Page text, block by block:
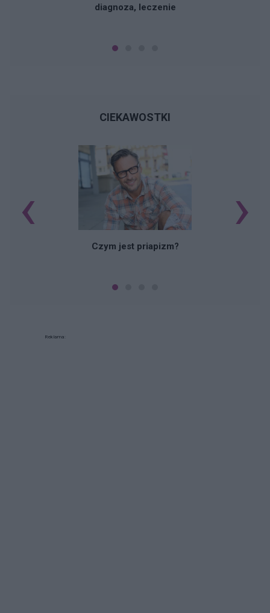
diagnoza, leczenie
CIEKAWOSTKI
Czym jest priapizm?
‹ ›
Reklama: